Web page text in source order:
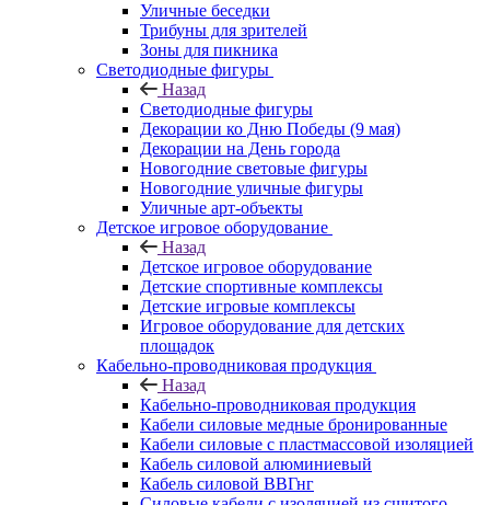
Уличные беседки
Трибуны для зрителей
Зоны для пикника
Светодиодные фигуры
Назад
Светодиодные фигуры
Декорации ко Дню Победы (9 мая)
Декорации на День города
Новогодние световые фигуры
Новогодние уличные фигуры
Уличные арт-объекты
Детское игровое оборудование
Назад
Детское игровое оборудование
Детские спортивные комплексы
Детские игровые комплексы
Игровое оборудование для детских
площадок
Кабельно-проводниковая продукция
Назад
Кабельно-проводниковая продукция
Кабели силовые медные бронированные
Кабели силовые с пластмассовой изоляцией
Кабель силовой алюминиевый
Кабель силовой ВВГнг